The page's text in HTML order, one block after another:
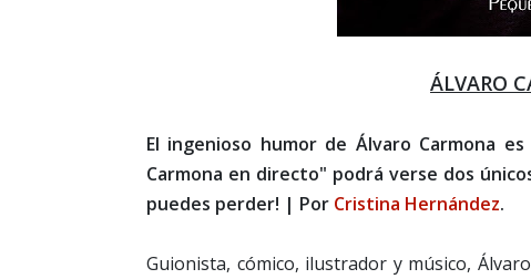
ÁLVARO
El ingenioso humor de Álvaro Carmona
Carmona en directo" podrá verse dos
puedes perder! | Por Cristina Hernández.
Guionista, cómico, ilustrador y músico,